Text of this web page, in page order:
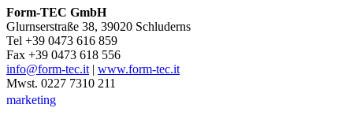
Form-TEC GmbH
Glurnserstraße 38, 39020 Schluderns
Tel +39 0473 616 859
Fax +39 0473 618 556
info@form-tec.it| www.form-tec.it
Mwst. 0227 7310 211
marketing